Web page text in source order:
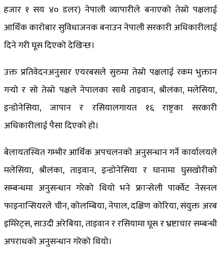
हजार १ सय ४० डलर) नेपाली व्यापारीले बनाएको तेस्रो पक्षलाई
आर्थिक कारोबार सुविधाजनक बनाउन नेपाली सरकारी अधिकारीलाई
दिने गरी घूस दिएको देखिन्छ।
उक्त प्रतिवेदनअनुसार एयरबसले सुरुमा तेस्रो पक्षलाई रकम भुक्तान
गर्‍यो र सो तेस्रो पक्षले नेपालका साथै ताइवान, श्रीलंका, मलेसिया,
इन्डोनेसिया, जापान र रसियालगायत १६ राष्ट्रका सरकारी
अधिकारीलाई पैसा दिएको हो।
बेलायतस्थित गम्भीर आर्थिक अपचलनको अनुसन्धान गर्ने कार्यालयले
मलेसिया, श्रीलंका, ताइवान, इन्डोनेसिया र घानामा घुसखोरीको
सम्बन्धमा अनुसन्धान गरेको थियो भने फ्रान्सेली पार्क्वेट नेसनल
फाइनान्सियरले चीन, कोलम्बिया, नेपाल, दक्षिण कोरिया, संयुक्त अरब
इमिरेट्स, साउदी अरेबिया, ताइवान र रसियामा घूस र भ्रष्टाचार सम्बन्धी
अपराधको अनुसन्धान गरेको थियो।